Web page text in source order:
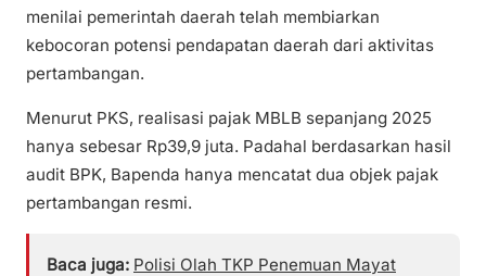
menilai pemerintah daerah telah membiarkan
kebocoran potensi pendapatan daerah dari aktivitas
pertambangan.
Menurut PKS, realisasi pajak MBLB sepanjang 2025
hanya sebesar Rp39,9 juta. Padahal berdasarkan hasil
audit BPK, Bapenda hanya mencatat dua objek pajak
pertambangan resmi.
Baca juga: Polisi Olah TKP Penemuan Mayat